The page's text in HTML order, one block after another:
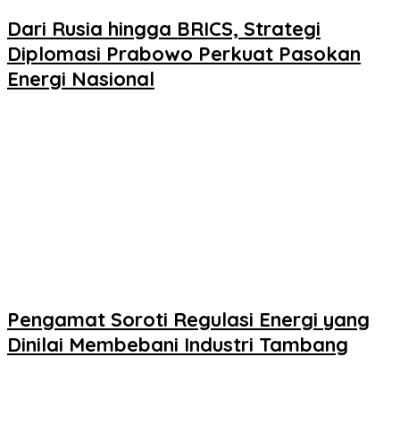
Dari Rusia hingga BRICS, Strategi
Diplomasi Prabowo Perkuat Pasokan
Energi Nasional
Pengamat Soroti Regulasi Energi yang
Dinilai Membebani Industri Tambang